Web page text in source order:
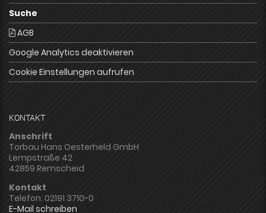
Suche
AGB
Google Analytics deaktivieren
Cookie Einstellungen aufrufen
KONTAKT
Anschrift
Torbau Hans Oesterheld GmbH
Lempstraße 42
42859 Remscheid
Kontakt
Telefon: 02191 3710-0
E-Mail schreiben